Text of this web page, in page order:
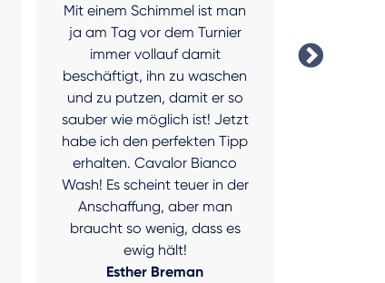
Mit einem Schimmel ist man
ja am Tag vor dem Turnier
immer vollauf damit
beschäftigt, ihn zu waschen
und zu putzen, damit er so
sauber wie möglich ist! Jetzt
habe ich den perfekten Tipp
erhalten. Cavalor Bianco
Wash! Es scheint teuer in der
Anschaffung, aber man
braucht so wenig, dass es
ewig hält!
Esther Breman
Meine